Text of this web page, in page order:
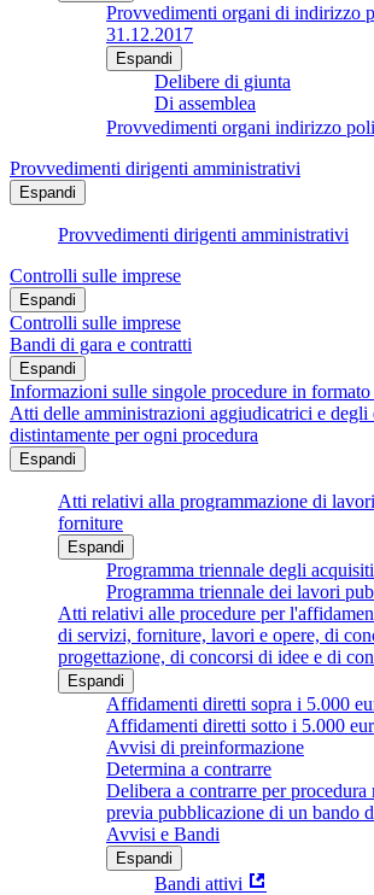
Provvedimenti organi di indirizzo
31.12.2017
Espandi
Delibere di giunta
Di assemblea
Provvedimenti organi indirizzo
Provvedimenti dirigenti amministrativi
Espandi
Provvedimenti dirigenti amministrativi
Controlli sulle imprese
Espandi
Controlli sulle imprese
Bandi di gara e contratti
Espandi
Informazioni sulle singole procedure in formato
Atti delle amministrazioni aggiudicatrici e degli
distintamente per ogni procedura
Espandi
Atti relativi alla programmazione di
forniture
Espandi
Programma triennale degli
Programma triennale dei lavori
Atti relativi alle procedure per
di servizi, forniture, lavori e opere, di
progettazione, di concorsi di idee e di
Espandi
Affidamenti diretti sopra i 5.000
Affidamenti diretti sotto i 5.000
Avvisi di preinformazione
Determina a contrarre
Delibera a contrarre per procedura
previa pubblicazione di un bando
Avvisi e Bandi
Espandi
Bandi attivi